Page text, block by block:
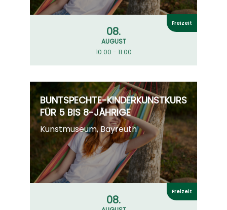
Freizeit
08.
AUGUST
10:00 - 11:00
BUNTSPECHTE-KINDERKUNSTKURS
FÜR 5 BIS 8-JÄHRIGE
Kunstmuseum, Bayreuth
Freizeit
08.